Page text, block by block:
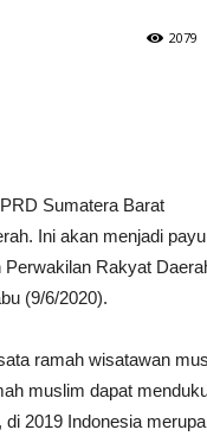
2079
Sumatera Barat
Ini akan menjadi
Rakyat
(9/6/2020).
ramah wisatawan
muslim dapat
2019 Indonesia